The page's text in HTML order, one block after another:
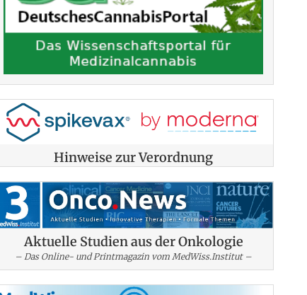
Hinweise zur Verordnung
Aktuelle Studien aus der Onkologie
– Das Online- und Printmagazin vom MedWiss.Institut –